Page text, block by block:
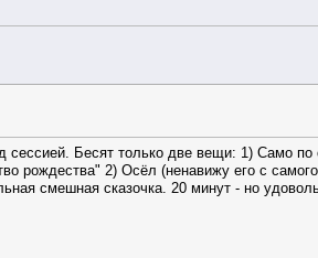
сессией. Бесят только две вещи: 1) Само
рождества" 2) Осёл (ненавижу его с
смешная сказочка. 20 минут - но